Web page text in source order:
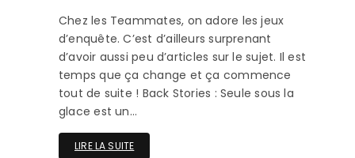
Chez les Teammates, on adore les jeux
d’enquête. C’est d’ailleurs surprenant
d’avoir aussi peu d’articles sur le sujet. Il est
temps que ça change et ça commence
tout de suite ! Back Stories : Seule sous la
glace est un…
LIRE LA SUITE